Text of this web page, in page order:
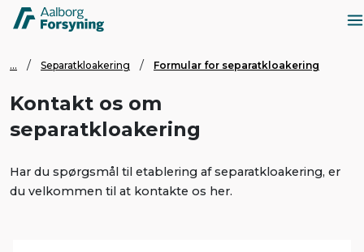
... Separatkloakering Formular for separatkloakering
Kontakt os om
separatkloakering
Har du spørgsmål til etablering af separatkloakering, er
du velkommen til at kontakte os her.